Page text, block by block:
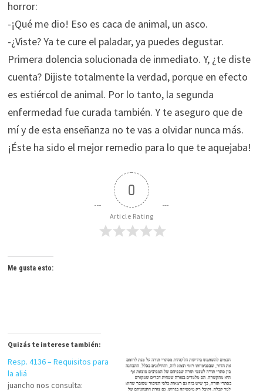
horror:
-¡Qué me dio! Eso es caca de animal, un asco.
-¿Viste? Ya te cure el paladar, ya puedes degustar.
Primera dolencia solucionada de inmediato. Y, ¿te diste
cuenta? Dijiste totalmente la verdad, porque en efecto
es estiércol de animal. Por lo tanto, la segunda
enfermedad fue curada también. Y te aseguro que de
mí y de esta enseñanza no te vas a olvidar nunca más.
¡Éste ha sido el mejor remedio para lo que te aquejaba!
0
Article Rating
Me gusta esto:
Quizás te interese también:
Resp. 4136 – Requisitos para
la aliá
juancho nos consulta: